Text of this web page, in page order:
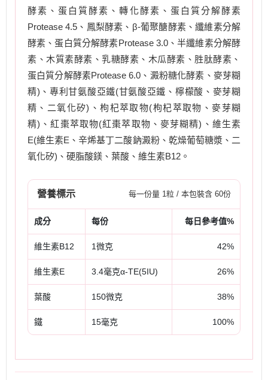
酵素、蛋白質酵素、轉化酵素、蛋白質分解酵素
Protease 4.5、鳳梨酵素、β-葡聚醣酵素、纖維素分解
酵素、蛋白質分解酵素Protease 3.0、半纖維素分解酵
素、木質素酵素、乳糖酵素、木瓜酵素、胜肽酵素、
蛋白質分解酵素Protease 6.0、澱粉糖化酵素、麥芽糊
精)、專利甘氨酸亞鐵(甘氨酸亞鐵、檸檬酸、麥芽糊
精、二氧化矽)、枸杞萃取物(枸杞萃取物、麥芽糊
精)、紅棗萃取物(紅棗萃取物、麥芽糊精)、維生素
E(維生素E、辛烯基丁二酸鈉澱粉、乾燥葡萄糖漿、二
氧化矽)、硬脂酸鎂、葉酸、維生素B12。
營養標示 每一份量 1粒 / 本包裝含 60份
成分 每份 每日參考值%
維生素B12 1微克 42%
維生素E 3.4毫克α-TE(5IU) 26%
葉酸 150微克 38%
鐵 15毫克 100%